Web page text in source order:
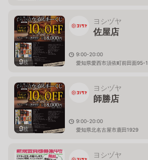
9枚
ヨシヅヤ
佐屋店
9:00-20:00
愛知県愛西市須依町前田面95-1
9枚
ヨシヅヤ
師勝店
9:00-20:00
愛知県北名古屋市鹿田1929
ヨシヅヤ